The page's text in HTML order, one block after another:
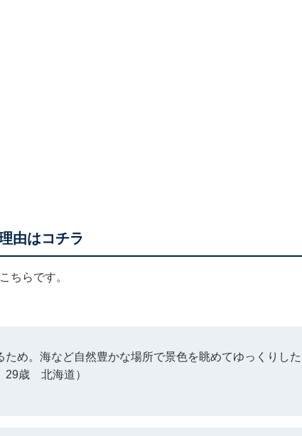
由はコチラ
ちらです。
め。海など自然豊かな場所で景色を眺めてゆっくりした
29歳 北海道）